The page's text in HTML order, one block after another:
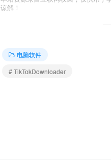
谅解！
电脑软件
# TikTokDownloader